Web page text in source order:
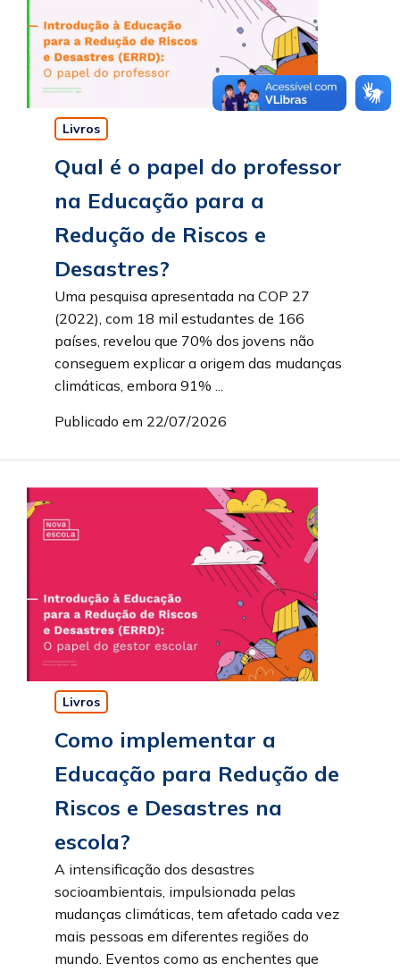
Livros
Qual é o papel do professor
na Educação para a
Redução de Riscos e
Desastres?
Uma pesquisa apresentada na COP 27
(2022), com 18 mil estudantes de 166
países, revelou que 70% dos jovens não
conseguem explicar a origem das mudanças
climáticas, embora 91% ...
Publicado em 22/07/2026
Livros
Como implementar a
Educação para Redução de
Riscos e Desastres na
escola?
A intensificação dos desastres
socioambientais, impulsionada pelas
mudanças climáticas, tem afetado cada vez
mais pessoas em diferentes regiões do
mundo. Eventos como as enchentes que